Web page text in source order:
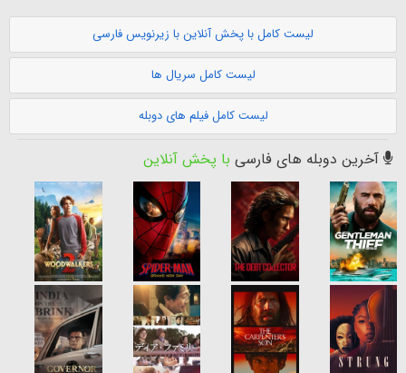
لیست کامل با پخش آنلاین با زیرنویس فارسی
لیست کامل سریال ها
لیست کامل فیلم های دوبله
آخرین دوبله های فارسی با پخش آنلاین